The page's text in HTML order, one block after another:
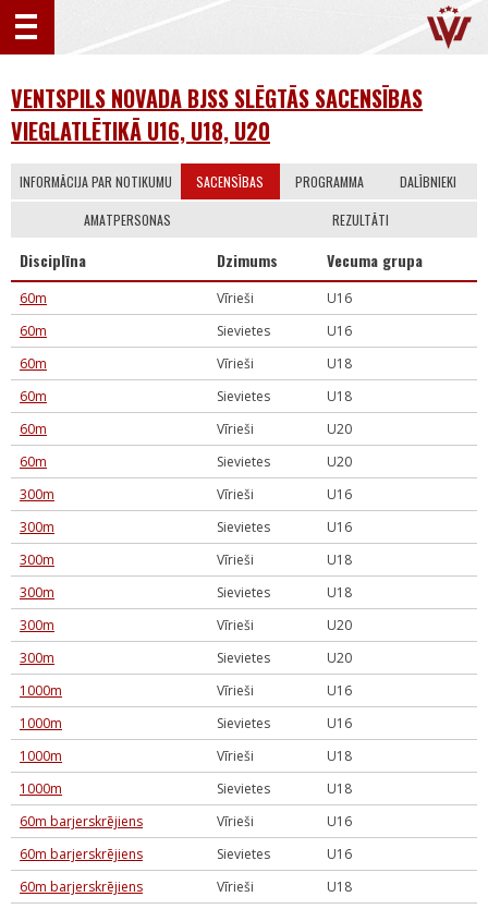
VENTSPILS NOVADA BJSS SLĒGTĀS SACENSĪBAS
VIEGLATLĒTIKĀ U16, U18, U20
INFORMĀCIJA PAR NOTIKUMU SACENSĪBAS PROGRAMMA DALĪBNIEKI
AMATPERSONAS REZULTĀTI
Disciplīna Dzimums Vecuma grupa
60m Vīrieši
U16
60m
Sievietes
U16
60m
Vīrieši
U18
60m
Sievietes
U18
60m
Vīrieši
U20
60m
Sievietes
U20
300m
Vīrieši
U16
300m
Sievietes
U16
300m
Vīrieši
U18
300m
Sievietes
U18
300m
Vīrieši
U20
300m
Sievietes
U20
1000m
Vīrieši
U16
1000m
Sievietes
U16
1000m
Vīrieši
U18
1000m
Sievietes
U18
60m barjerskrējiens
Vīrieši
U16
60m barjerskrējiens
Sievietes
U16
60m barjerskrējiens
Vīrieši
U18